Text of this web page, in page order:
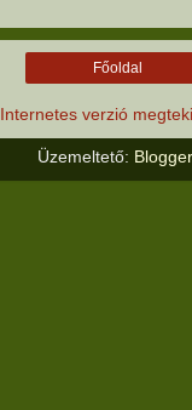
Főoldal
Internetes verzió
Üzemeltető: Blogger